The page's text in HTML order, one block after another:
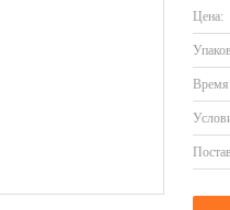
Цена:
Время